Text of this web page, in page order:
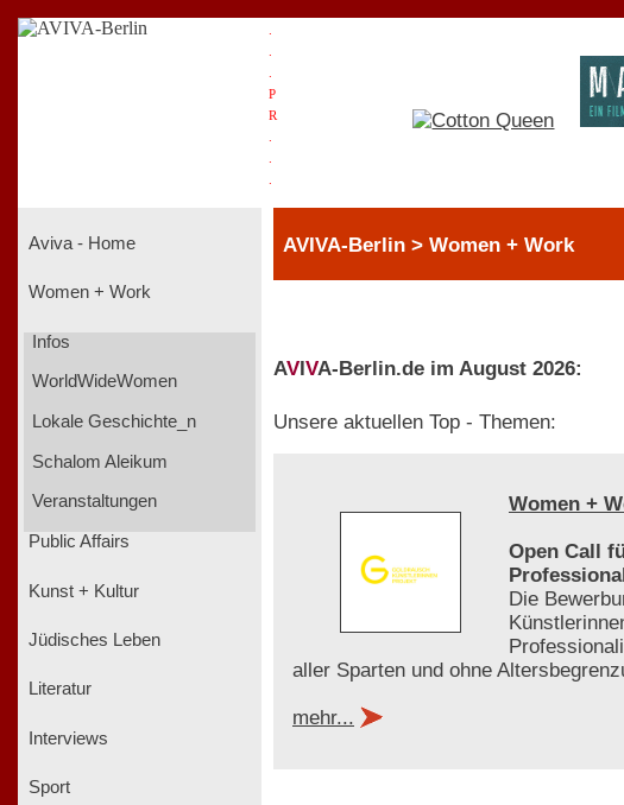
P
R
Aviva - Home
Women + Work
Infos
WorldWideWomen
Lokale Geschichte_n
Schalom Aleikum
Veranstaltungen
Public Affairs
Kunst + Kultur
Jüdisches Leben
Literatur
Interviews
Sport
AVIVA-Berlin > Women + Work
AVIVA-Berlin.de im August 2026:
Unsere aktuellen Top - Themen:
Women +
Open Call
Die
aller Sparten und ohne
mehr...